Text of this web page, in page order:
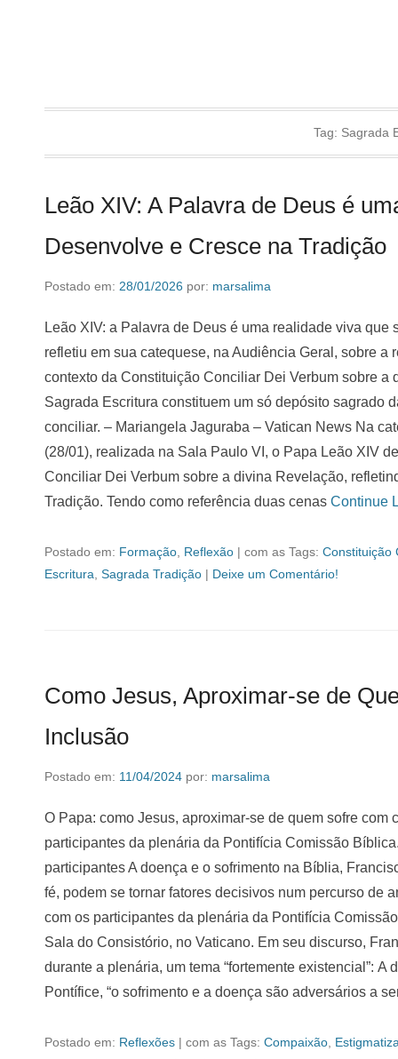
Tag: Sagrada
Leão XIV: A Palavra de Deus é
Desenvolve e Cresce na Tradição
Postado em: 28/01/2026 por: marsalima
Leão XIV: a Palavra de Deus é uma realidade viva
refletiu em sua catequese, na Audiência Geral, sobre
contexto da Constituição Conciliar Dei Verbum sobre a
Sagrada Escritura constituem um só depósito sagrado
conciliar. – Mariangela Jaguraba – Vatican News Na
(28/01), realizada na Sala Paulo VI, o Papa Leão XIV
Conciliar Dei Verbum sobre a divina Revelação,
Tradição. Tendo como referência duas cenas Continue
Postado em: Formação Reflexão | com as Tags: Constituição
Escritura Sagrada Tradição | Deixe um Comentário!
Como Jesus, Aproximar-se de
Inclusão
Postado em: 11/04/2024 por: marsalima
O Papa: como Jesus, aproximar-se de quem sofre
participantes da plenária da Pontifícia Comissão
participantes A doença e o sofrimento na Bíblia,
fé, podem se tornar fatores decisivos num percurso de
com os participantes da plenária da Pontifícia
Sala do Consistório, no Vaticano. Em seu discurso,
durante a plenária, um tema “fortemente existencial”:
Pontífice, “o sofrimento e a doença são adversários a
Postado em: Reflexões | com as Tags: Compaixão